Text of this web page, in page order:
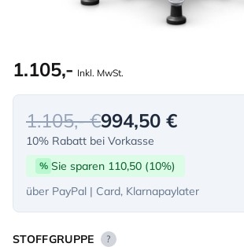
1.105,- Inkl. MwSt.
1.105,- €994,50 €
10% Rabatt bei Vorkasse
% Sie sparen 110,50 (10%)
über PayPal | Card, Klarnapaylater
STOFFGRUPPE ?